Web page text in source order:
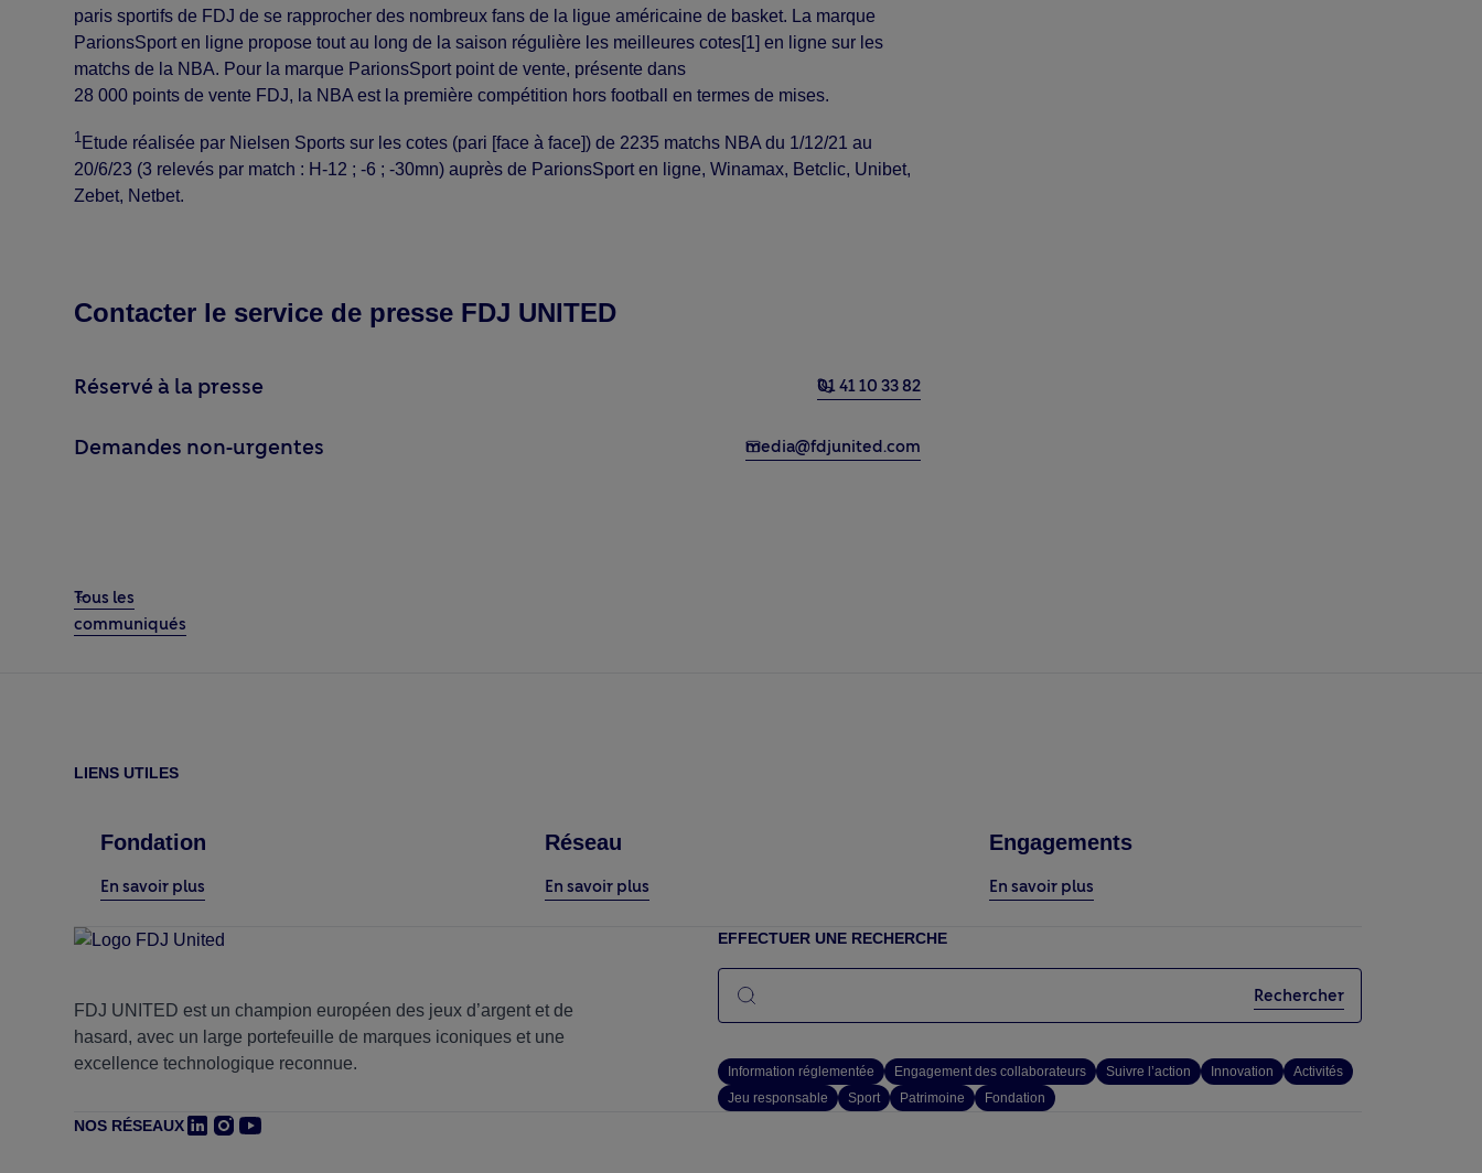
paris sportifs de FDJ de se rapprocher des nombreux fans de la ligue américaine de basket. La marque
ParionsSport en ligne propose tout au long de la saison régulière les meilleures cotes[1] en ligne sur les
matchs de la NBA. Pour la marque ParionsSport point de vente, présente dans
28 000 points de vente FDJ, la NBA est la première compétition hors football en termes de mises.
1 Etude réalisée par Nielsen Sports sur les cotes (pari [face à face]) de 2235 matchs NBA du 1/12/21 au
20/6/23 (3 relevés par match : H-12 ; -6 ; -30mn) auprès de ParionsSport en ligne, Winamax, Betclic, Unibet,
Zebet, Netbet.
Contacter le service de presse FDJ UNITED
Réservé à la presse 01 41 10 33 82
Demandes non-urgentes media@fdjunited.com
Tous les
communiqués
LIENS UTILES
Fondation
En savoir plus
Réseau
En savoir plus
Engagements
En savoir plus
FDJ UNITED est un champion européen des jeux d’argent et de
hasard, avec un large portefeuille de marques iconiques et une
excellence technologique reconnue.
EFFECTUER UNE RECHERCHE
Rechercher
Information réglementée Engagement des collaborateurs Suivre l’action Innovation
Activités
Jeu responsable
Sport Patrimoine Fondation
NOS RÉSEAUX